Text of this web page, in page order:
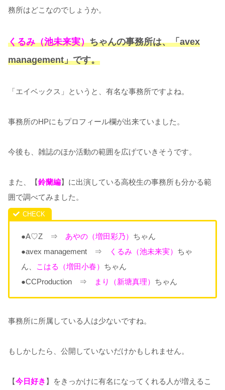
務所はどこなのでしょうか。
くるみ（池未来実）ちゃんの事務所は、「avex
management」です。
「エイベックス」というと、有名な事務所ですよね。
事務所のHPにもプロフィール欄が出来ていました。
今後も、雑誌のほか活動の範囲を広げていきそうです。
また、【鈴蘭編】に出演している高校生の事務所も分かる範
囲で調べてみました。
●A♡Z ⇒ あやの（増田彩乃） ちゃん
●avex management ⇒
くるみ（池未来実） ちゃ
ん、
こはる（増田小春） ちゃん
●CCProduction ⇒
まり（新塘真理） ちゃん
事務所に所属している人は少ないですね。
もしかしたら、公開していないだけかもしれません。
【今日好き 】をきっかけに有名になってくれる人が増えるこ